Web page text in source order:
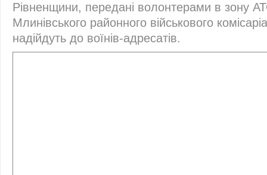
Рівненщини, передані волонтерами в зону
Млинівського районного військового
надійдуть до воїнів-адресатів.